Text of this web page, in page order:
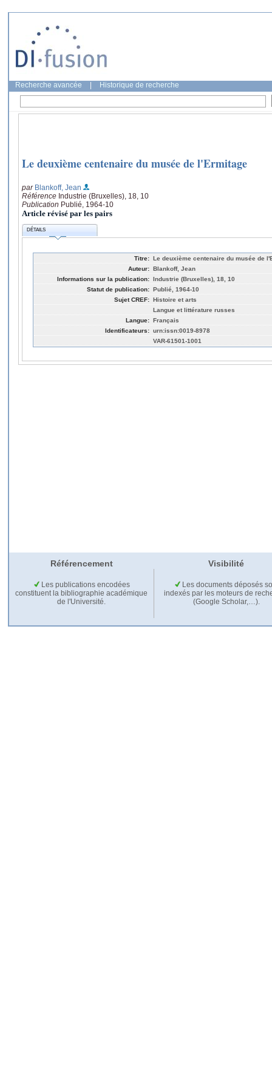
Recherche avancée Historique de recherche
Le deuxième centenaire du musée de l'Ermitage
par Blankoff, Jean
Référence Industrie (Bruxelles), 18, 10
Publication Publié, 1964-10
Article révisé par les pairs
DÉTAILS
Titre: Le deuxième centenaire du musée de
Auteur: Blankoff, Jean
Informations sur la publication: Industrie (Bruxelles), 18, 10
Statut de publication: Publié, 1964-10
Sujet CREF: Histoire et arts
Langue et littérature russes
Langue: Français
Identificateurs: urn:issn:0019-8978
VAR-61501-1001
Référencement Visibilité
Les publications encodées
constituent la bibliographie académique
de l'Université.
Les documents déposés
indexés par les moteurs de
(Google Scholar,…).